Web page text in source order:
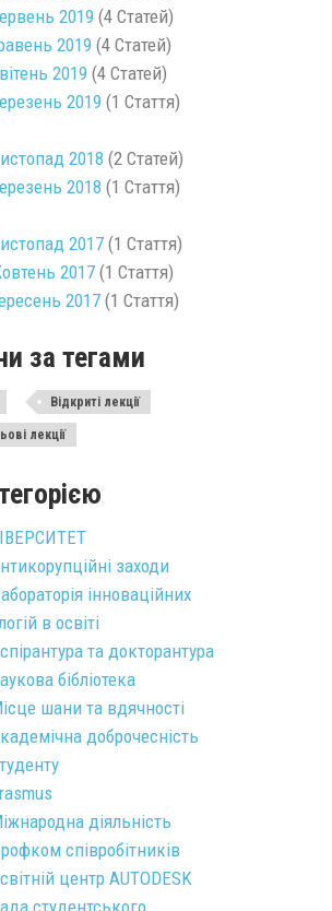
2019 (4 Статей)
2019 (4 Статей)
2019 (4 Статей)
2019 (1 Стаття)
2018 (2 Статей)
2018 (1 Стаття)
2017(1 Стаття)
2017(1 Стаття)
2017(1 Стаття)
за тегами
Відкриті лекції
лекції
заходи
інноваційних
в освіті
та докторантура
бібліотека
шани та вдячності
доброчесність
діяльність
співробітників
центр AUTODESK
студентського